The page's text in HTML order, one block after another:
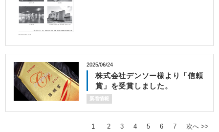
2025/06/24
株式会社デンソー様より「信頼
賞」を受賞しました。
新着情報
1 2 3 4 5 6 7 次へ >>